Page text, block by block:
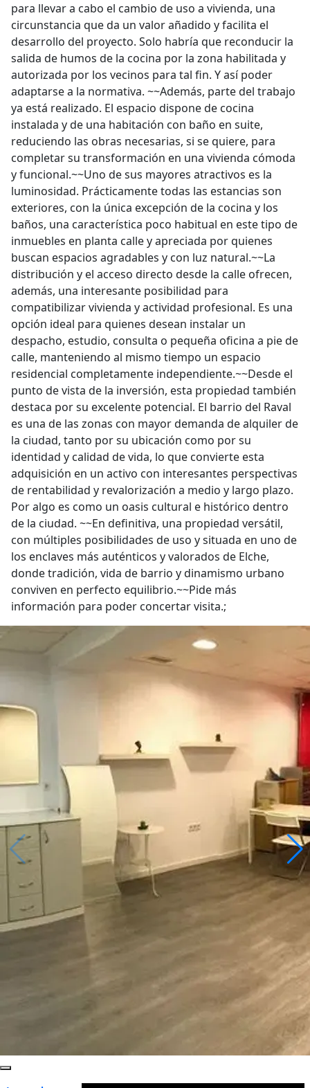
para llevar a cabo el cambio de uso a vivienda, una
circunstancia que da un valor añadido y facilita el
desarrollo del proyecto. Solo habría que reconducir la
salida de humos de la cocina por la zona habilitada y
autorizada por los vecinos para tal fin. Y así poder
adaptarse a la normativa. ~~Además, parte del trabajo
ya está realizado. El espacio dispone de cocina
instalada y de una habitación con baño en suite,
reduciendo las obras necesarias, si se quiere, para
completar su transformación en una vivienda cómoda
y funcional.~~Uno de sus mayores atractivos es la
luminosidad. Prácticamente todas las estancias son
exteriores, con la única excepción de la cocina y los
baños, una característica poco habitual en este tipo de
inmuebles en planta calle y apreciada por quienes
buscan espacios agradables y con luz natural.~~La
distribución y el acceso directo desde la calle ofrecen,
además, una interesante posibilidad para
compatibilizar vivienda y actividad profesional. Es una
opción ideal para quienes desean instalar un
despacho, estudio, consulta o pequeña oficina a pie de
calle, manteniendo al mismo tiempo un espacio
residencial completamente independiente.~~Desde el
punto de vista de la inversión, esta propiedad también
destaca por su excelente potencial. El barrio del Raval
es una de las zonas con mayor demanda de alquiler de
la ciudad, tanto por su ubicación como por su
identidad y calidad de vida, lo que convierte esta
adquisición en un activo con interesantes perspectivas
de rentabilidad y revalorización a medio y largo plazo.
Por algo es como un oasis cultural e histórico dentro
de la ciudad. ~~En definitiva, una propiedad versátil,
con múltiples posibilidades de uso y situada en uno de
los enclaves más auténticos y valorados de Elche,
donde tradición, vida de barrio y dinamismo urbano
conviven en perfecto equilibrio.~~Pide más
información para poder concertar visita.;